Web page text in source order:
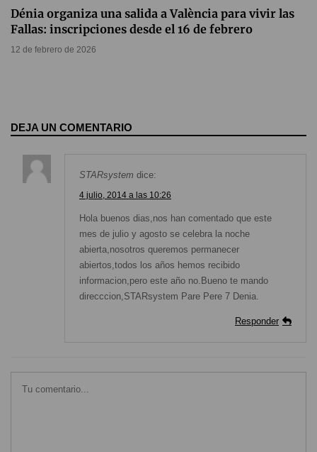
Dénia organiza una salida a València para vivir las
Fallas: inscripciones desde el 16 de febrero
12 de febrero de 2026
DEJA UN COMENTARIO
STARsystem dice:
4 julio, 2014 a las 10:26
Hola buenos dias,nos han comentado que este
mes de julio y agosto se celebra la noche
abierta,nosotros queremos permanecer
abiertos,todos los años hemos recibido
informacion,pero este año no.Bueno te mando
direcccion,STARsystem Pare Pere 7 Denia.
Responder